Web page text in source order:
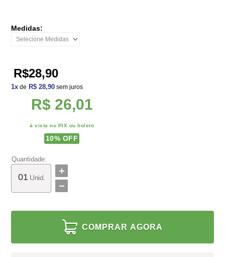
Medidas:
R$28,90
1x de R$ 28,90 sem juros
R$ 26,01
à vista no PIX ou boleto
10% OFF
Quantidade:
Unid.
COMPRAR AGORA